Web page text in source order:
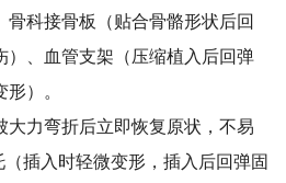
骨科接骨板（贴合骨骼形状后回
）、血管支架（压缩植入后回弹
）。
大力弯折后立即恢复原状，不易
插入时轻微变形，插入后回弹固